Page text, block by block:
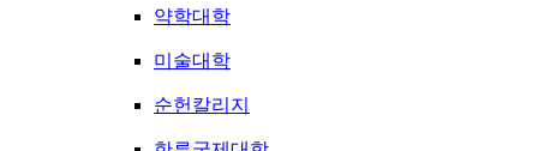
약학대학
미술대학
순헌칼리지